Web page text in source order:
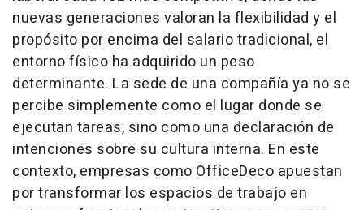
nuevas generaciones valoran la flexibilidad y el
propósito por encima del salario tradicional, el
entorno físico ha adquirido un peso
determinante. La sede de una compañía ya no se
percibe simplemente como el lugar donde se
ejecutan tareas, sino como una declaración de
intenciones sobre su cultura interna. En este
contexto, empresas como OfficeDeco apuestan
por transformar los espacios de trabajo en